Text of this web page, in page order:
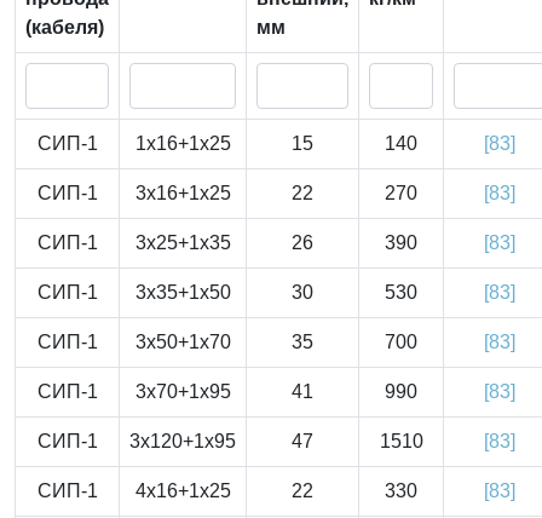
(кабеля)
мм
СИП-1 1x16+1x25 15 140 [83]
СИП-1 3x16+1x25 22 270 [83]
СИП-1 3x25+1x35 26 390 [83]
СИП-1 3x35+1x50 30 530 [83]
СИП-1 3x50+1x70 35 700 [83]
СИП-1 3x70+1x95 41 990 [83]
СИП-1 3x120+1x95 47 1510 [83]
СИП-1 4x16+1x25 22 330 [83]